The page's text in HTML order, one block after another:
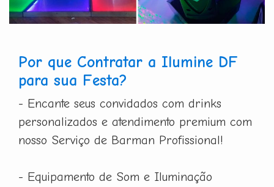
Por que Contratar a Ilumine DF
para sua Festa?
- Encante seus convidados com drinks
personalizados e atendimento premium com
nosso Serviço de Barman Profissional!
- Equipamento de Som e Iluminação